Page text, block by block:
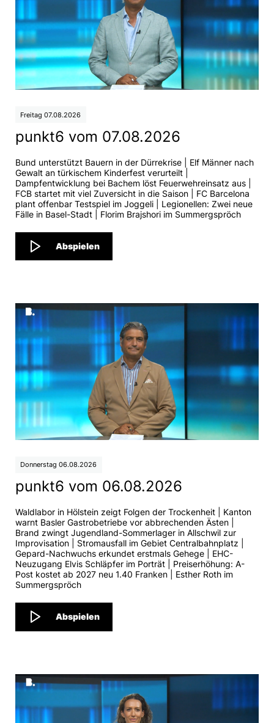
Telebasel Unplugged Alexia
Thomas
Freitag 07.08.2026
punkt6 vom 07.08.2026
Bund unterstützt Bauern in der Dürrekrise | Elf Männer nach
Gewalt an türkischem Kinderfest verurteilt |
Dampfentwicklung bei Bachem löst Feuerwehreinsatz aus |
FCB startet mit viel Zuversicht in die Saison | FC Barcelona
plant offenbar Testspiel im Joggeli | Legionellen: Zwei neue
Fälle in Basel-Stadt | Florim Brajshori im Summergspröch
Abspielen
Donnerstag 06.08.2026
punkt6 vom 06.08.2026
Waldlabor in Hölstein zeigt Folgen der Trockenheit | Kanton
warnt Basler Gastrobetriebe vor abbrechenden Ästen |
Brand zwingt Jugendland-Sommerlager in Allschwil zur
Improvisation | Stromausfall im Gebiet Centralbahnplatz |
Gepard-Nachwuchs erkundet erstmals Gehege | EHC-
Neuzugang Elvis Schläpfer im Porträt | Preiserhöhung: A-
Post kostet ab 2027 neu 1.40 Franken | Esther Roth im
Summergspröch
Abspielen